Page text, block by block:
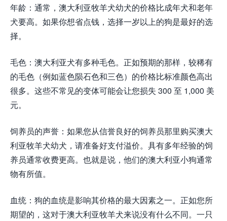
年龄：通常，澳大利亚牧羊犬幼犬的价格比成年犬和老年
犬要高。如果你想省点钱，选择一岁以上的狗是最好的选
择。
毛色：澳大利亚犬有多种毛色。正如预期的那样，较稀有
的毛色（例如蓝色陨石色和三色）的价格比标准颜色高出
很多。这些不常见的变体可能会让您损失 300 至 1,000 美
元。
饲养员的声誉：如果您从信誉良好的饲养员那里购买澳大
利亚牧羊犬幼犬，请准备好支付溢价。具有多年经验的饲
养员通常收费更高。也就是说，他们的澳大利亚小狗通常
物有所值。
血统：狗的血统是影响其价格的最大因素之一。正如您所
期望的，这对于澳大利亚牧羊犬来说没有什么不同。一只